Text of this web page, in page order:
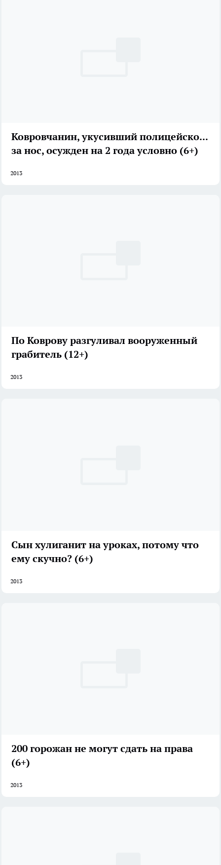
Ковровчанин, укусивший полицейского
за нос, осужден на 2 года условно (6+)
2013
По Коврову разгуливал вооруженный
грабитель (12+)
2013
Сын хулиганит на уроках, потому что
ему скучно? (6+)
2013
200 горожан не могут сдать на права
(6+)
2013